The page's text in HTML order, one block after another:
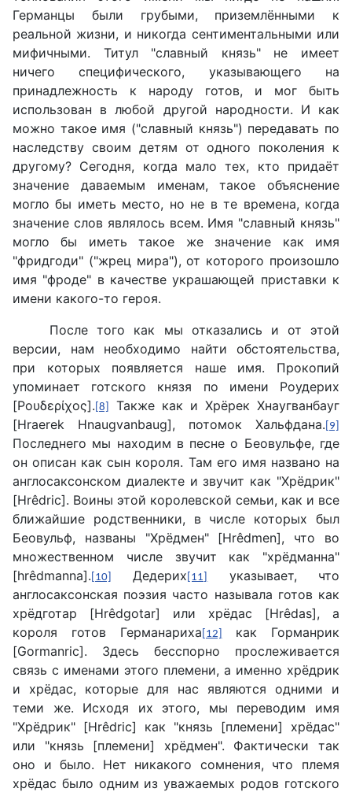
Германцы были грубыми, приземлёнными к
реальной жизни, и никогда сентиментальными или
мифичными. Титул "славный князь" не имеет
ничего специфического, указывающего на
принадлежность к народу готов, и мог быть
использован в любой другой народности. И как
можно такое имя ("славный князь") передавать по
наследству своим детям от одного поколения к
другому? Сегодня, когда мало тех, кто придаёт
значение даваемым именам, такое объяснение
могло бы иметь место, но не в те времена, когда
значение слов являлось всем. Имя "славный князь"
могло бы иметь такое же значение как имя
"фридгоди" ("жрец мира"), от которого произошло
имя "фроде" в качестве украшающей приставки к
имени какого-то героя.
После того как мы отказались и от этой
версии, нам необходимо найти обстоятельства,
при которых появляется наше имя. Прокопий
упоминает готского князя по имени Роудерих
[Poυδερίχoς]. [8]
Также как и Хрёрек Хнаугванбауг
[Hraerek Hnaugvanbaug], потомок Хальфдана. [9]
Последнего мы находим в песне о Беовульфе, где
он описан как сын короля. Там его имя названо на
англосаксонском диалекте и звучит как "Хрёдрик"
[Hrêdric]. Воины этой королевской семьи, как и все
ближайшие родственники, в числе которых был
Беовульф, названы "Хрёдмен" [Hrêdmen], что во
множественном числе звучит как "хрёдманна"
[hrêdmanna]. [10] Дедерих [11]
указывает, что
англосаксонская поэзия часто называла готов как
хрёдготар [Hrêdgotar] или хрёдас [Hrêdas], а
короля готов Германариха [12]
как Горманрик
[Gormanric]. Здесь бесспорно прослеживается
связь с именами этого племени, а именно хрёдрик
и хрёдас, которые для нас являются одними и
теми же. Исходя их этого, мы переводим имя
"Хрёдрик" [Hrêdric] как "князь [племени] хрёдас"
или "князь [племени] хрёдмен". Фактически так
оно и было. Нет никакого сомнения, что племя
хрёдас было одним из уважаемых родов готского